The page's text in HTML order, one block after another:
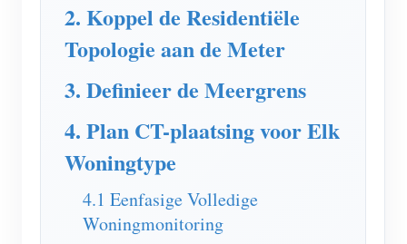
Blogs
App Store
Site verkennen
PV-ranglijst
2. Koppel de Residentiële
Topologie aan de Meter
3. Definieer de Meergrens
4. Plan CT-plaatsing voor Elk
Woningtype
4.1 Eenfasige Volledige
Woningmonitoring